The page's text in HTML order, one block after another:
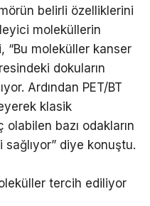
belirli özelliklerini
moleküllerin
“Bu moleküller kanser
dokuların
Ardından PET/BT
klasik
bazı odakların
diye konuştu.
tercih ediliyor